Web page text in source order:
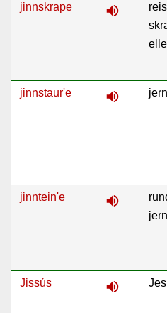
jinnskrape volume_up
jinnstaur'e volume_up
jinntein'e volume_up
Jissús volume_up